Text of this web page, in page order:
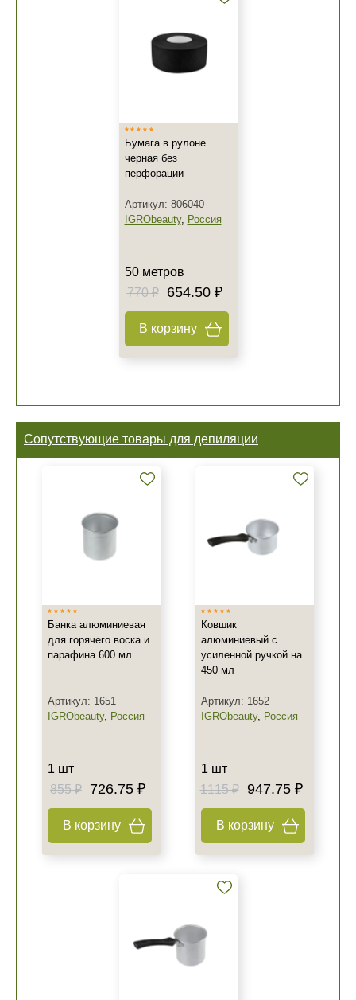
Бумага в рулоне
черная без
перфорации
Артикул: 806040
IGRObeauty, Россия
50 метров
770 ₽
654.50 ₽
В корзину
Сопутствующие товары для депиляции
Банка алюминиевая
для горячего воска и
парафина 600 мл
Артикул: 1651
IGRObeauty, Россия
1 шт
855 ₽
726.75 ₽
В корзину
Ковшик
алюминиевый с
усиленной ручкой на
450 мл
Артикул: 1652
IGRObeauty, Россия
1 шт
1115 ₽
947.75 ₽
В корзину